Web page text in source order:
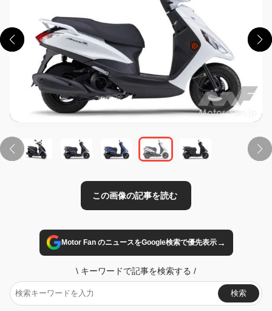
Motor Fan のニュースをGoogle検索で優先表示→
\ キーワードで記事を検索する /
検索